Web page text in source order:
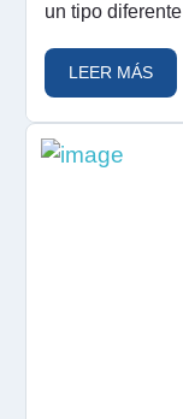
un tipo
LEER MÁS